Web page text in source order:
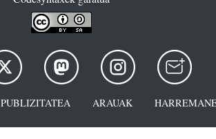
PUBLIZITATEA ARAUAK